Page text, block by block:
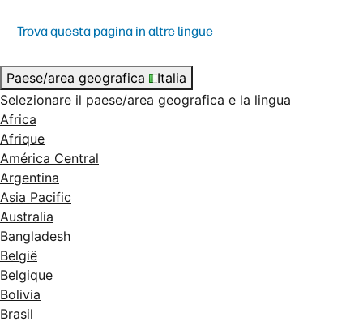
Trova questa pagina in altre lingue
Paese/area geografica
Italia
Selezionare il paese/area geografica e la lingua
Africa
Afrique
América Central
Argentina
Asia Pacific
Australia
Bangladesh
België
Belgique
Bolivia
Brasil